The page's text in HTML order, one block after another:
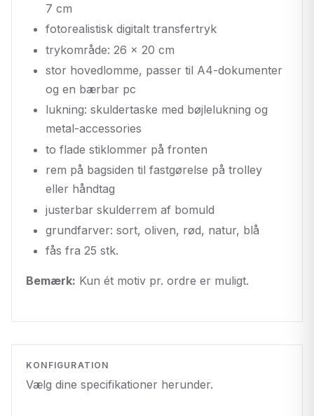
7 cm
fotorealistisk digitalt transfertryk
trykområde: 26 x 20 cm
stor hovedlomme, passer til A4-dokumenter
og en bærbar pc
lukning: skuldertaske med bøjlelukning og
metal-accessories
to flade stiklommer på fronten
rem på bagsiden til fastgørelse på trolley
eller håndtag
justerbar skulderrem af bomuld
grundfarver: sort, oliven, rød, natur, blå
fås fra 25 stk.
Bemærk: Kun ét motiv pr. ordre er muligt.
KONFIGURATION
Vælg dine specifikationer herunder.